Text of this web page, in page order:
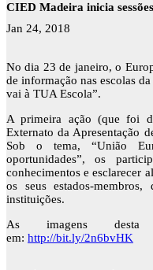
CIED Madeira inicia
Jan 24, 2018
No dia 23 de janeiro, o
de informação nas escolas
vai à TUA Escola”.
A primeira ação (que foi
Externato da Apresentação
Sob o tema, “União
oportunidades”, os
conhecimentos e esclarecer
os seus estados-
instituições.
As imagens desta
em: http://bit.ly/2n6bvHK